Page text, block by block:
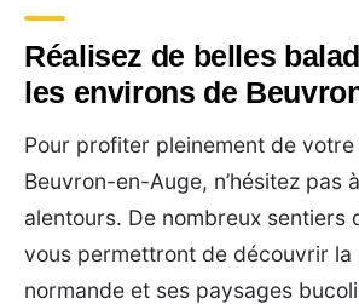
Réalisez de belles
les environs de
Pour profiter pleinement de votre
Beuvron-en-Auge, n’hésitez pas
alentours. De nombreux sentiers
vous permettront de découvrir la
normande et ses paysages